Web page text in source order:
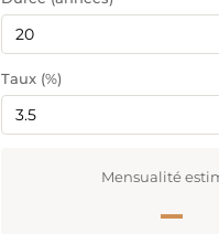
Taux (%)
Mensualité
—